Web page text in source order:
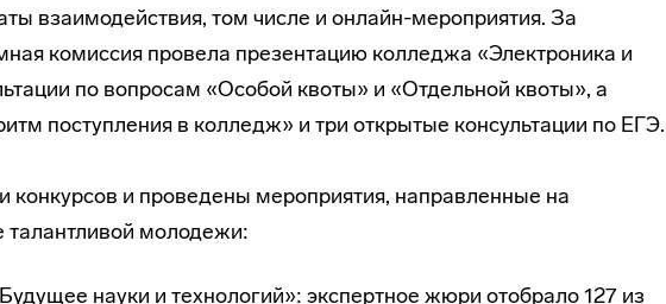
взаимодействия, том числе и онлайн-мероприятия. За
комиссия провела презентацию колледжа «Электроника и
по вопросам «Особой квоты» и «Отдельной квоты», а
поступления в колледж» и три открытые консультации по ЕГЭ.
конкурсов и проведены мероприятия, направленные на
талантливой молодежи:
науки и технологий»: экспертное жюри отобрало 127 из